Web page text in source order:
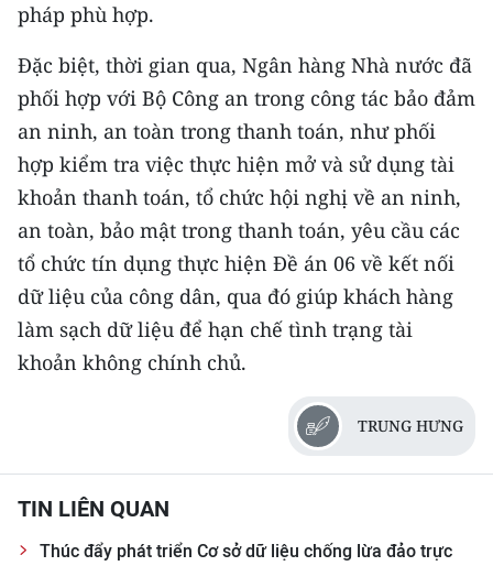
pháp phù hợp.
Đặc biệt, thời gian qua, Ngân hàng Nhà nước đã
phối hợp với Bộ Công an trong công tác bảo đảm
an ninh, an toàn trong thanh toán, như phối
hợp kiểm tra việc thực hiện mở và sử dụng tài
khoản thanh toán, tổ chức hội nghị về an ninh,
an toàn, bảo mật trong thanh toán, yêu cầu các
tổ chức tín dụng thực hiện Đề án 06 về kết nối
dữ liệu của công dân, qua đó giúp khách hàng
làm sạch dữ liệu để hạn chế tình trạng tài
khoản không chính chủ.
TRUNG HƯNG
TIN LIÊN QUAN
Thúc đẩy phát triển Cơ sở dữ liệu chống lừa đảo trực